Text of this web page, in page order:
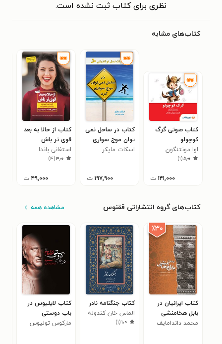
نظری برای کتاب ثبت نشده است.
کتاب‌های مشابه
کتاب صوتی گرگ
کوچولو
اوا مونتنگون
۵٫۰(۱)
۱۴۱,۰۰۰ ت
کتاب در ساحل نمی
توان موج سواری
کرد
اسکات مایکر
۱۹۷,۹۰۰ ت
کتاب از حالا به بعد
قوی تر باش
استفانی باندا
۳٫۰(۴)
۴۹,۰۰۰ ت
کتاب‌های گروه انتشاراتی ققنوس مشاهده همه
٪۳۰
کتاب ایرانیان در
بابل هخامنشی
محمد داندامایف
کتاب جنگنامه نادر
الماس خان کندوله
ای ۱٫۰(۱)
کتاب لایلیوس در
باب دوستی
مارکوس تولیوس